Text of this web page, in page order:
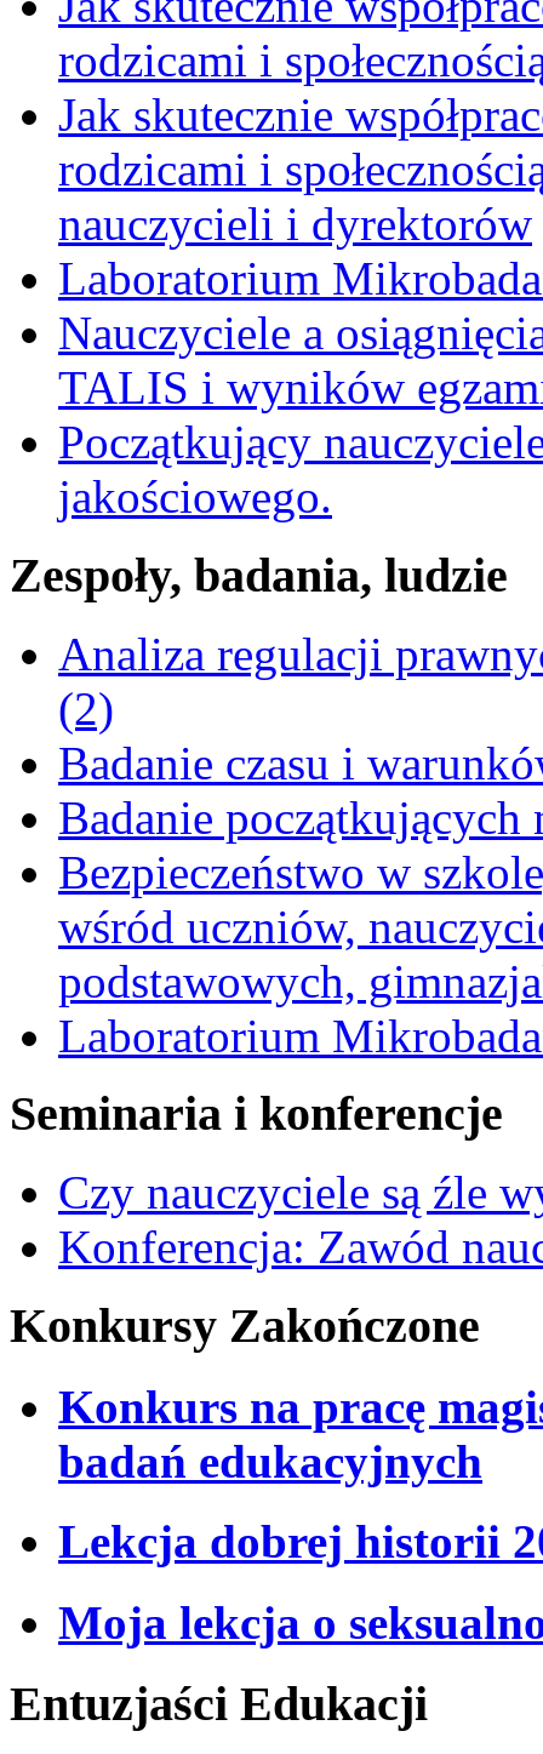
rodzicami i
Jak skutecznie
rodzicami i
nauczycieli i dyrektorów
Laboratorium
Nauczyciele a
TALIS i wyników
Początkujący
jakościowego.
Zespoły, badania, ludzie
Analiza regulacji
(2)
Badanie czasu i
Badanie początkujących
Bezpieczeństwo w
wśród uczniów,
podstawowych,
Laboratorium
Seminaria i konferencje
Czy nauczyciele są źle
Konferencja: Zawód
Konkursy Zakończone
Konkurs na pracę
badań edukacyjnych
Lekcja dobrej historii
Moja lekcja o
Entuzjaści Edukacji